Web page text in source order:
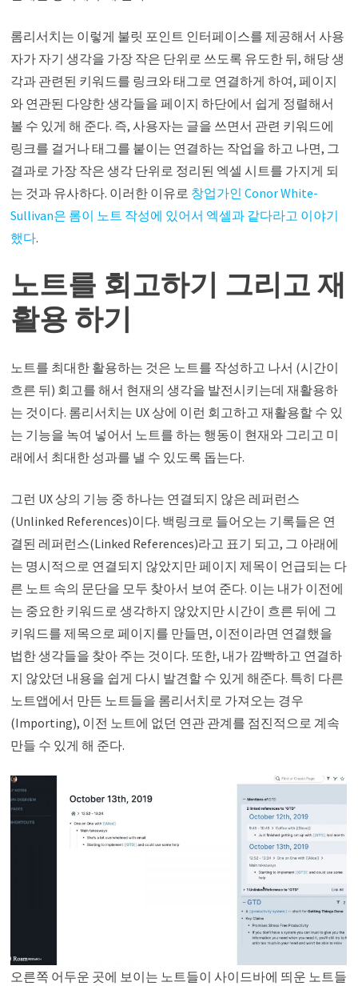
롬리서치는 이렇게 불릿 포인트 인터페이스를 제공해서 사용
자가 자기 생각을 가장 작은 단위로 쓰도록 유도한 뒤, 해당 생
각과 관련된 키워드를 링크와 태그로 연결하게 하여, 페이지
와 연관된 다양한 생각들을 페이지 하단에서 쉽게 정렬해서
볼 수 있게 해 준다. 즉, 사용자는 글을 쓰면서 관련 키워드에
링크를 걸거나 태그를 붙이는 연결하는 작업을 하고 나면, 그
결과로 가장 작은 생각 단위로 정리된 엑셀 시트를 가지게 되
는 것과 유사하다. 이러한 이유로 창업가인 Conor White-
Sullivan은 롬이 노트 작성에 있어서 엑셀과 같다라고 이야기
했다.
노트를 회고하기 그리고 재
활용 하기
노트를 최대한 활용하는 것은 노트를 작성하고 나서 (시간이
흐른 뒤) 회고를 해서 현재의 생각을 발전시키는데 재활용하
는 것이다. 롬리서치는 UX 상에 이런 회고하고 재활용할 수 있
는 기능을 녹여 넣어서 노트를 하는 행동이 현재와 그리고 미
래에서 최대한 성과를 낼 수 있도록 돕는다.
그런 UX 상의 기능 중 하나는 연결되지 않은 레퍼런스
(Unlinked References)이다. 백링크로 들어오는 기록들은 연
결된 레퍼런스(Linked References)라고 표기 되고, 그 아래에
는 명시적으로 연결되지 않았지만 페이지 제목이 언급되는 다
른 노트 속의 문단을 모두 찾아서 보여 준다. 이는 내가 이전에
는 중요한 키워드로 생각하지 않았지만 시간이 흐른 뒤에 그
키워드를 제목으로 페이지를 만들면, 이전이라면 연결했을
법한 생각들을 찾아 주는 것이다. 또한, 내가 깜빡하고 연결하
지 않았던 내용을 쉽게 다시 발견할 수 있게 해준다. 특히 다른
노트앱에서 만든 노트들을 롬리서치로 가져오는 경우
(Importing), 이전 노트에 없던 연관 관계를 점진적으로 계속
만들 수 있게 해 준다.
오른쪽 어두운 곳에 보이는 노트들이 사이드바에 띄운 노트들